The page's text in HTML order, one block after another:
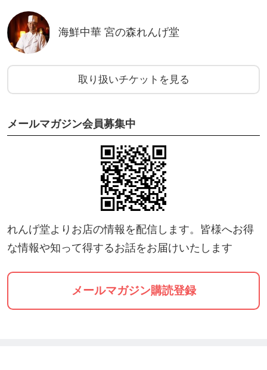
海鮮中華 宮の森れんげ堂
取り扱いチケットを見る
メールマガジン会員募集中
れんげ堂よりお店の情報を配信します。皆様へお得
な情報や知って得するお話をお届けいたします
メールマガジン購読登録